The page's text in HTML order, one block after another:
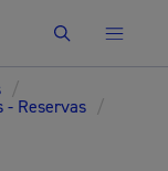
Buscar
/
- Reservas /